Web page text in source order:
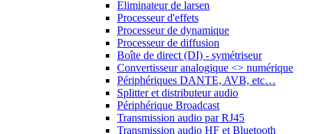
Eliminateur de larsen
Processeur d'effets
Processeur de dynamique
Processeur de diffusion
Boîte de direct (DI) - symétriseur
Convertisseur analogique <> numérique
Périphériques DANTE, AVB, etc…
Splitter et distributeur audio
Périphérique Broadcast
Transmission audio par RJ45
Transmission audio HF et Bluetooth